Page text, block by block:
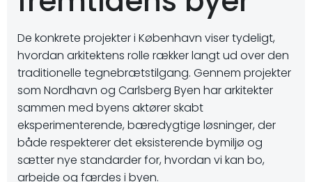
De konkrete projekter i København viser tydeligt,
hvordan arkitektens rolle rækker langt ud over den
traditionelle tegnebrætstilgang. Gennem projekter
som Nordhavn og Carlsberg Byen har arkitekter
sammen med byens aktører skabt
eksperimenterende, bæredygtige løsninger, der
både respekterer det eksisterende bymiljø og
sætter nye standarder for, hvordan vi kan bo,
arbejde og færdes i byen.